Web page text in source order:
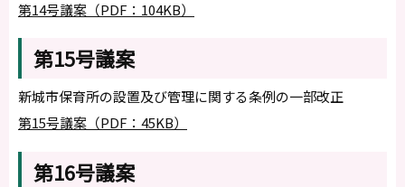
第14号議案（PDF：104KB）
第15号議案
新城市保育所の設置及び管理に関する条例の一部改正
第15号議案（PDF：45KB）
第16号議案